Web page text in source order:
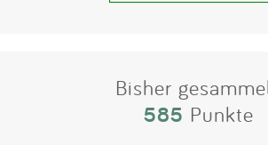
Bisher
585 Punkte